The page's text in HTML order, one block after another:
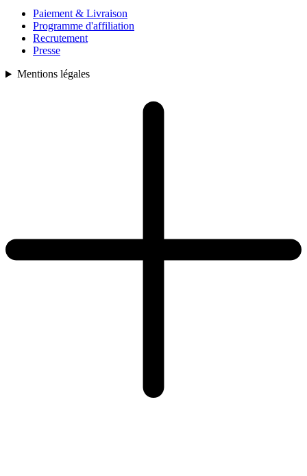
Paiement & Livraison
Programme d'affiliation
Recrutement
Presse
Mentions légales